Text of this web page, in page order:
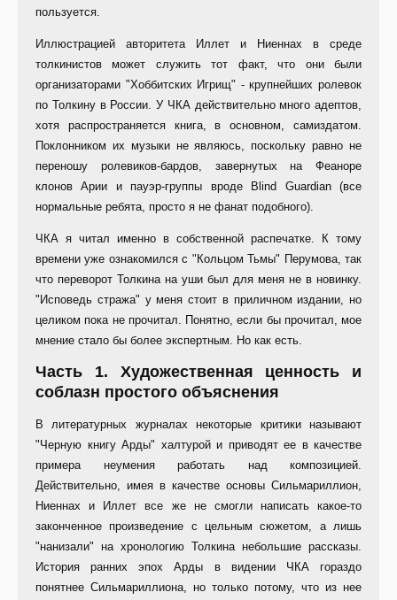
пользуется.
Иллюстрацией авторитета Иллет и Ниеннах в среде
толкинистов может служить тот факт, что они были
организаторами "Хоббитских Игрищ" - крупнейших ролевок
по Толкину в России. У ЧКА действительно много адептов,
хотя распространяется книга, в основном, самиздатом.
Поклонником их музыки не являюсь, поскольку равно не
переношу ролевиков-бардов, завернутых на Феаноре
клонов Арии и пауэр-группы вроде Blind Guardian (все
нормальные ребята, просто я не фанат подобного).
ЧКА я читал именно в собственной распечатке. К тому
времени уже ознакомился с "Кольцом Тьмы" Перумова, так
что переворот Толкина на уши был для меня не в новинку.
"Исповедь стража" у меня стоит в приличном издании, но
целиком пока не прочитал. Понятно, если бы прочитал, мое
мнение стало бы более экспертным. Но как есть.
Часть 1. Художественная ценность и
соблазн простого объяснения
В литературных журналах некоторые критики называют
"Черную книгу Арды" халтурой и приводят ее в качестве
примера неумения работать над композицией.
Действительно, имея в качестве основы Сильмариллион,
Ниеннах и Иллет все же не смогли написать какое-то
законченное произведение с цельным сюжетом, а лишь
"нанизали" на хронологию Толкина небольшие рассказы.
История ранних эпох Арды в видении ЧКА гораздо
понятнее Сильмариллиона, но только потому, что из нее